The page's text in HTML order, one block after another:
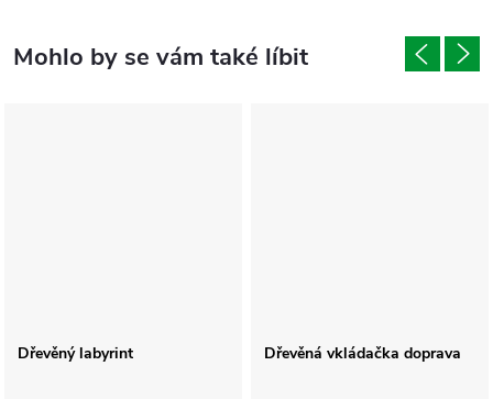
Dřevěný labyrint Dřevěná vkládačka doprava